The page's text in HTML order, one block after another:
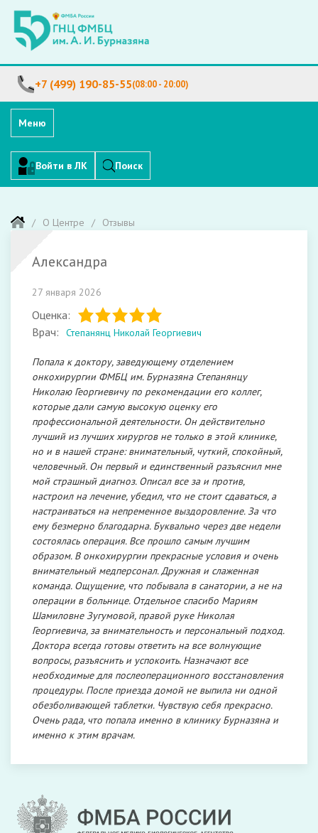
+7 (499) 190-85-55(08:00 - 20:00)
Меню
Войти в ЛК Поиск
О Центре Отзывы
Александра
27 января 2026
Оценка:
Врач:
Степанянц Николай Георгиевич
Попала к доктору, заведующему отделением
онкохирургии ФМБЦ им. Бурназяна Степанянцу
Николаю Георгиевичу по рекомендации его коллег,
которые дали самую высокую оценку его
профессиональной деятельности. Он действительно
лучший из лучших хирургов не только в этой клинике,
но и в нашей стране: внимательный, чуткий, спокойный,
человечный. Он первый и единственный разъяснил мне
мой страшный диагноз. Описал все за и против,
настроил на лечение, убедил, что не стоит сдаваться, а
настраиваться на непременное выздоровление. За что
ему безмерно благодарна. Буквально через две недели
состоялась операция. Все прошло самым лучшим
образом. В онкохирургии прекрасные условия и очень
внимательный медперсонал. Дружная и слаженная
команда. Ощущение, что побывала в санатории, а не на
операции в больнице. Отдельное спасибо Мариям
Шамиловне Зугумовой, правой руке Николая
Георгиевича, за внимательность и персональный подход.
Доктора всегда готовы ответить на все волнующие
вопросы, разъяснить и успокоить. Назначают все
необходимые для послеоперационного восстановления
процедуры. После приезда домой не выпила ни одной
обезболивающей таблетки. Чувствую себя прекрасно.
Очень рада, что попала именно в клинику Бурназяна и
именно к этим врачам.